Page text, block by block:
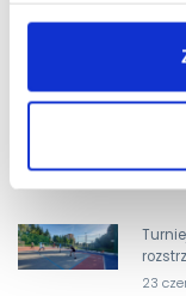
OSTATNIE
23